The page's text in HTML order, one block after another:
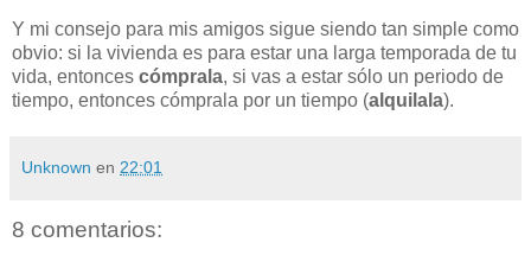
Y mi consejo para mis amigos sigue siendo tan simple como
obvio: si la vivienda es para estar una larga temporada de tu
vida, entonces cómprala, si vas a estar sólo un periodo de
tiempo, entonces cómprala por un tiempo (alquilala).
Unknown en 22:01
8 comentarios: